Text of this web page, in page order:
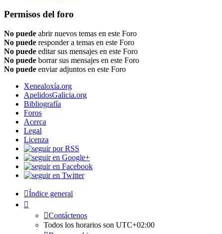
Permisos del foro
No puede abrir nuevos temas en este Foro
No puede responder a temas en este Foro
No puede editar sus mensajes en este Foro
No puede borrar sus mensajes en este Foro
No puede enviar adjuntos en este Foro
Xenealoxía.org
ApelidosGalicia.org
Bibliografía
Foros
Acerca
Legal
Licenza
Índice general
Contáctenos
Todos los horarios son UTC+02:00